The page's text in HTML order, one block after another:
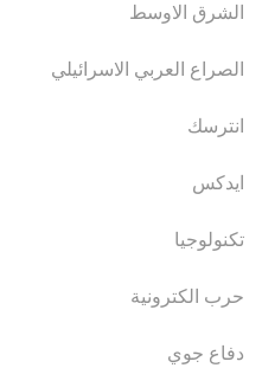
الشرق الاوسط
الصراع العربي الاسرائيلي
انترسك
ايدكس
تكنولوجيا
حرب الكترونية
دفاع جوي